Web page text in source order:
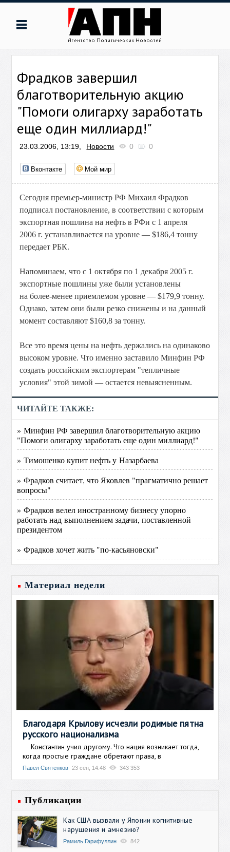
Фрадков завершил
благотворительную акцию
"Помоги олигарху заработать
еще один миллиард!"
23.03.2006, 13:19, Новости 0 0
Вконтакте Мой мир
Сегодня премьер-министр РФ Михаил Фрадков
подписал постановление, в соответствии с которым
экспортная пошлина на нефть в РФи с 1 апреля
2006 г. устанавливается на уровне — $186,4 тонну
передает РБК.
Напоминаем, что с 1 октября по 1 декабря 2005 г.
экспортные пошлины уже были установлены
на более-менее приемлемом уровне — $179,9 тонну.
Однако, затем они были резко снижены и на данный
момент составляют $160,8 за тонну.
Все это время цены на нефть держались на одинаково
высоком уровне. Что именно заставило Минфин РФ
создать российским экспортерам "тепличные
условия" этой зимой — остается невыясненным.
ЧИТАЙТЕ ТАКЖЕ:
» Минфин РФ завершил благотворительную акцию
"Помоги олигарху заработать еще один миллиард!"
» Тимошенко купит нефть у Назарбаева
» Фрадков считает, что Яковлев "прагматично решает
вопросы"
» Фрадков велел иностранному бизнесу упорно
работать над выполнением задачи, поставленной
президентом
» Фрадков хочет жить "по-касьяновски"
Материал недели
Благодаря Крылову исчезли родимые пятна
русского национализма
Константин учил другому. Что нация возникает тогда,
когда простые граждане обретают права, в
Павел Святенков 23 сен, 14:48 343 353
Публикации
Как США вызвали у Японии когнитивные
нарушения и амнезию?
Рамиль Гарифуллин 842